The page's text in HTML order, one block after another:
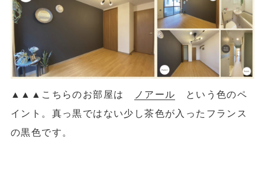
▲ ▲ ▲こちらのお部屋は ノアール という色のペ
イント。真っ黒ではない少し茶色が入ったフランス
の黒色です。